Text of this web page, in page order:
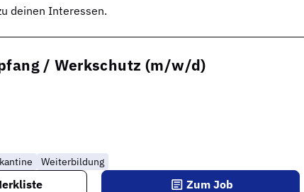
deinen Interessen.
/ Werkschutz (m/w/d)
Weiterbildung
Zum Job